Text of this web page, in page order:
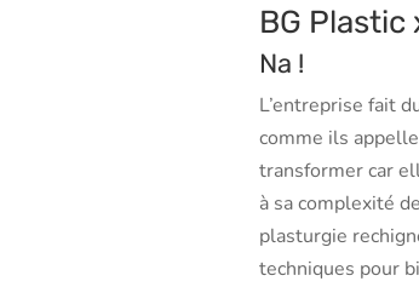
BG Plastic
Na !
L’entreprise fait
comme ils
transformer car
à sa complexité
plasturgie
techniques pour